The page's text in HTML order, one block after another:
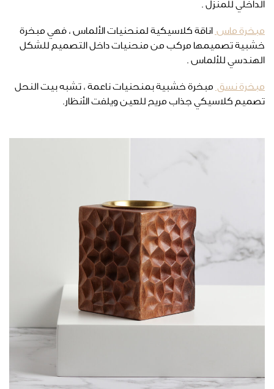
الداخلي للمنزل .
مبخرة ماس اناقة كلاسيكية لمنحنيات الألماس ، فهي مبخرة
خشبية تصميمها مركب من منحنيات داخل التصميم للشكل
الهندسي للألماس .
مبخرة نسق مبخرة خشبية بمنحنيات ناعمة ، تشبه بيت النحل
تصميم كلاسيكي جذاب مريح للعين ويلفت الأنظار.